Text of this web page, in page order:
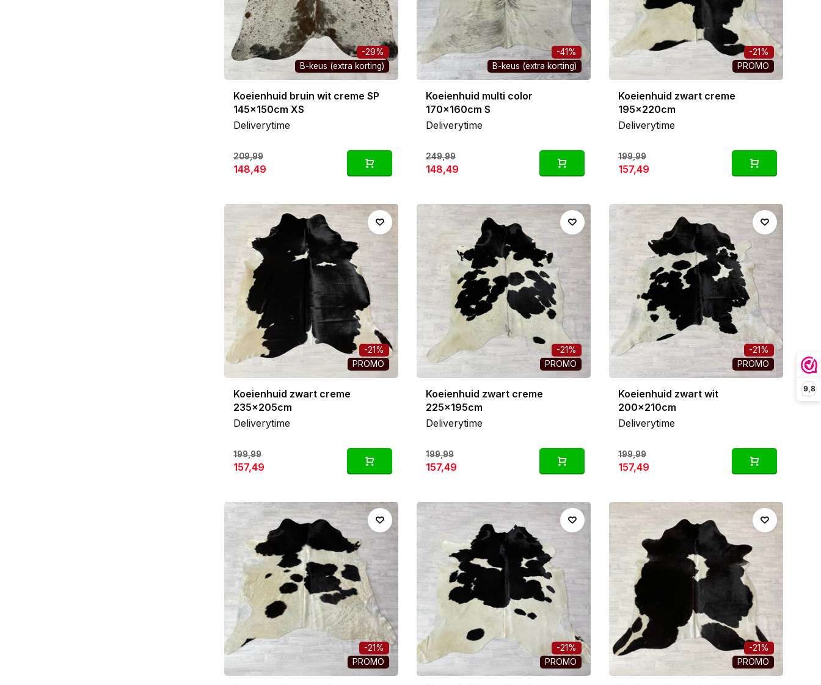
9,8
-29%
B-keus (extra korting)
Koeienhuid bruin wit creme SP
145x150cm XS
Deliverytime
209,99
148,49
-41%
B-keus (extra korting)
Koeienhuid multi color
170x160cm S
Deliverytime
249,99
148,49
-21%
PROMO
Koeienhuid zwart creme
195x220cm
Deliverytime
199,99
157,49
-21%
PROMO
Koeienhuid zwart creme
235x205cm
Deliverytime
199,99
157,49
-21%
PROMO
Koeienhuid zwart creme
225x195cm
Deliverytime
199,99
157,49
-21%
PROMO
Koeienhuid zwart wit
200x210cm
Deliverytime
199,99
157,49
-21%
PROMO
-21%
PROMO
-21%
PROMO